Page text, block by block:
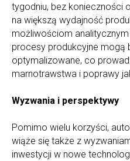
tygodniu, bez konieczności
na większą wydajność
możliwościom
procesy produkcyjne mogą
optymalizowane, co
marnotrawstwa i poprawy
Wyzwania i perspektywy
Pomimo wielu korzyści,
wiąże się także z
inwestycji w nowe